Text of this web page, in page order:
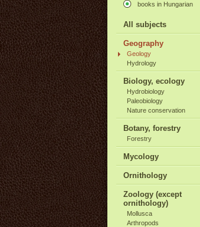
books in Hungarian
All subjects
Geography
Geology
Hydrology
Biology, ecology
Hydrobiology
Paleobiology
Nature conservation
Botany, forestry
Forestry
Mycology
Ornithology
Zoology (except
ornithology)
Mollusca
Arthropods